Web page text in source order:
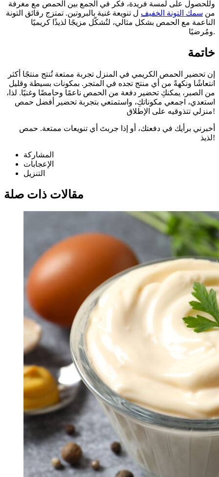
وللحصول على لمسة فريدة، فكر في الجمع بين الحمص مع مغرفة
من سمك التونة الخفيف ل تنويعة غنية بالبروتين. تمتزج رقائق التونة
الناعمة مع الحمص بشكل مثالي، لتُشكّل مزيجًا لذيذًا كريميًا
ومُرضيًا.
خاتمة
إن تحضير الحمص الكريمي في المنزل تجربة ممتعة تُنتج منتجًا أكثر
انتعاشًا ونكهةً من أي منتج تجده في المتجر. بمكونات بسيطة وقليل
من الصبر، يمكنكِ تحضير دفعة من الحمص ناعمًا وحامضًا وغنيًا. لذا،
استعدي، اجمعي مكوناتكِ، واستمتعي بتجربة تحضير أفضل حمص
منزلي تتذوقيه على الإطلاق!
أخبرني برأيك في دفعتك، أو إذا جربتَ أي تنويعات ممتعة. حمص
لذيذ!
المشاركة
الإعجابات
التنزيل
مقالات ذات صلة